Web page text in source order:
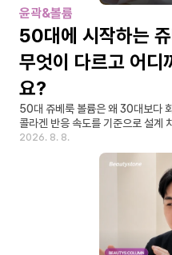
윤곽&볼륨
50대에 시작하는
무엇이 다르고 어디
요?
50대 쥬베룩 볼륨은 왜 30대보다
콜라겐 반응 속도를 기준으로 설계
2026. 8. 8.